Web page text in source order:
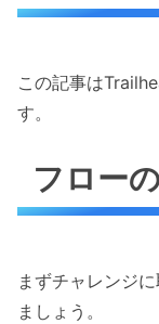
この記事は
す。
フロー
まずチャレンジ
ましょう。